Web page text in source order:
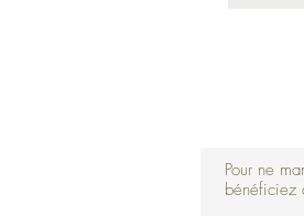
Pour ne
bénéficiez